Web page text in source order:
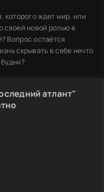
которого ждет мир, или
своей новой ролью в
Вопрос остаётся
скрывать в себе нечто
атлант"